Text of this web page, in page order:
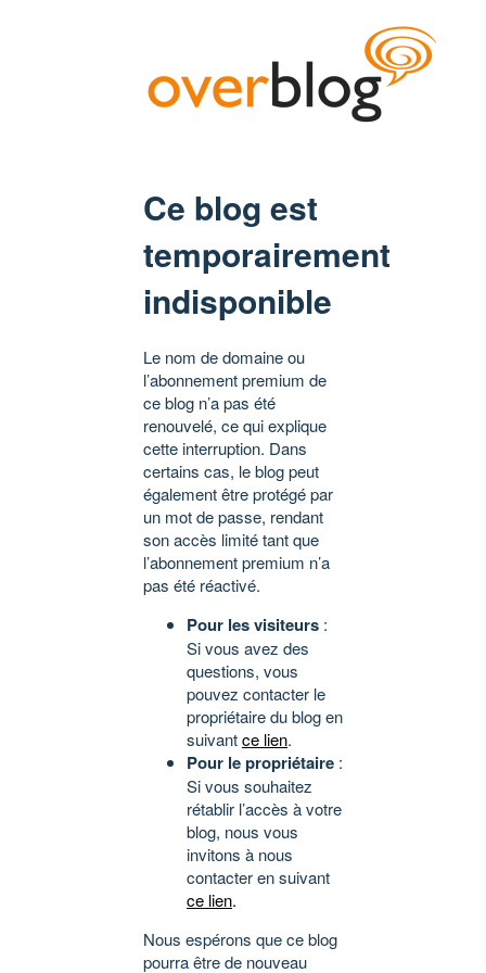
Ce blog est
temporairement
indisponible
Le nom de domaine ou
l’abonnement premium de
ce blog n’a pas été
renouvelé, ce qui explique
cette interruption. Dans
certains cas, le blog peut
également être protégé par
un mot de passe, rendant
son accès limité tant que
l’abonnement premium n’a
pas été réactivé.
Pour les visiteurs :
Si vous avez des
questions, vous
pouvez contacter le
propriétaire du blog en
suivantce lien.
Pour le propriétaire :
Si vous souhaitez
rétablir l’accès à votre
blog, nous vous
invitons à nous
contacter en suivant
ce lien.
Nous espérons que ce blog
pourra être de nouveau